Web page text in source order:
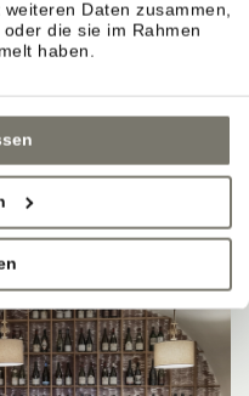
Daten zusammen,
die sie im Rahmen
haben.